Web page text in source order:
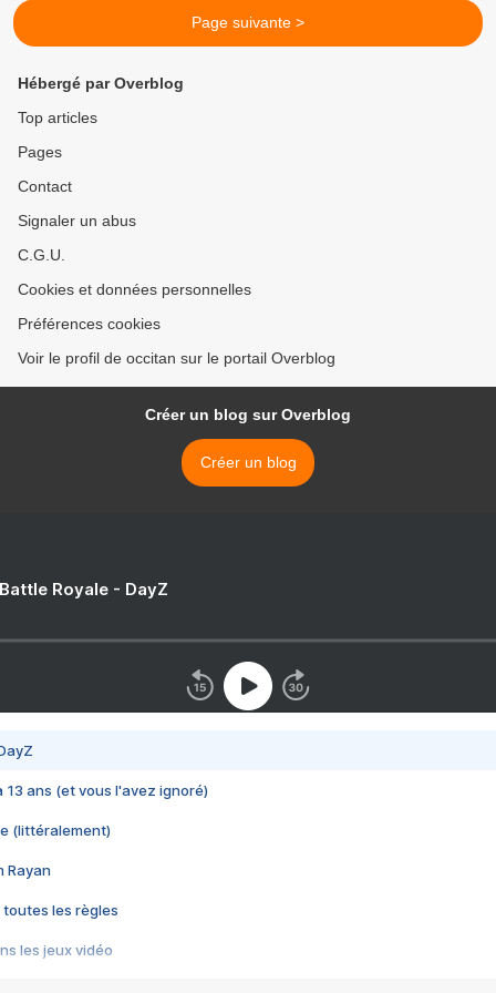
Page suivante >
Hébergé par Overblog
Top articles
Pages
Contact
Signaler un abus
C.G.U.
Cookies et données personnelles
Préférences cookies
Voir le profil de occitan sur le portail Overblog
Créer un blog sur Overblog
Créer un blog
Royale - DayZ
13 ans (et vous l'avez ignoré)
(littéralement)
Rayan
toutes les règles
les jeux vidéo